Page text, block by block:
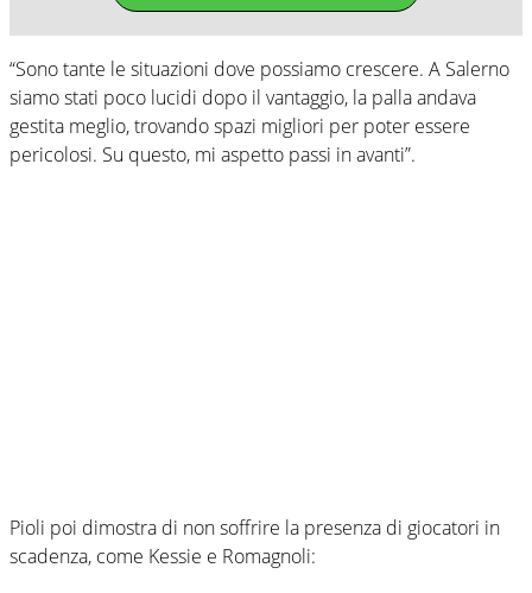
“Sono tante le situazioni dove possiamo crescere. A Salerno
siamo stati poco lucidi dopo il vantaggio, la palla andava
gestita meglio, trovando spazi migliori per poter essere
pericolosi. Su questo, mi aspetto passi in avanti”.
Pioli poi dimostra di non soffrire la presenza di giocatori in
scadenza, come Kessie e Romagnoli: